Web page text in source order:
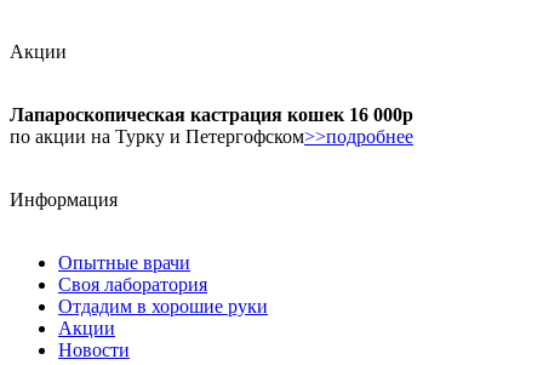
Акции
Лапароскопическая кастрация кошек 16 000р
по акции на Турку и Петергофском>>подробнее
Информация
Опытные врачи
Своя лаборатория
Отдадим в хорошие руки
Акции
Новости